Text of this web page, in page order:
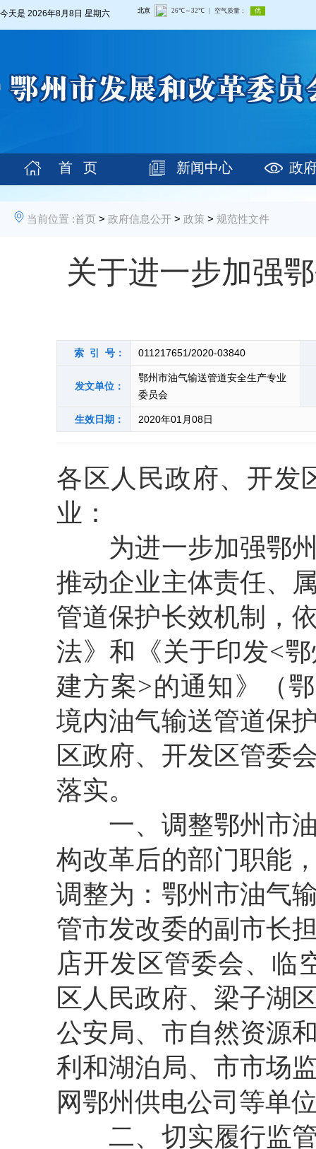
今天是 2026年8月8日 星期六
首 页 新闻中心 政
当前位置 :首页 > 政府信息公开 > 政策 > 规范性文件
关于进一步加强
索 引 号： 011217651/2020-03840
发文单位：
鄂州市油气输送管道安全生产专业
委员会
生效日期： 2020年01月08日
各区人民政府、开发
业：
为进一步加强鄂州
推动企业主体责任、
管道保护长效机制，
法》和《关于印发<
建方案>的通知》（
境内油气输送管道保
区政府、开发区管委
落实。
一、调整鄂州市油
构改革后的部门职能
调整为：鄂州市油气
管市发改委的副市长
店开发区管委会、临
区人民政府、梁子湖
公安局、市自然资源
利和湖泊局、市市场
网鄂州供电公司等单
二、切实履行监管